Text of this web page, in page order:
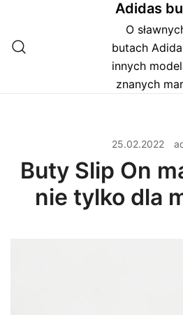
treści
Adidas
O
butach
innych
znanych
25.02.2022
Buty Slip On
nie tylko dla